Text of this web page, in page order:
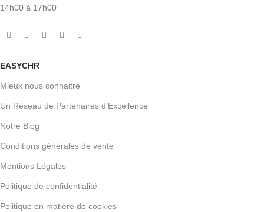
14h00 à 17h00
EASYCHR
Mieux nous connaitre
Un Réseau de Partenaires d’Excellence
Notre Blog
Conditions générales de vente
Mentions Légales
Politique de confidentialité
Politique en matière de cookies